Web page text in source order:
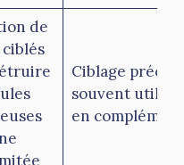
de
Ciblage précis,
souvent
en complément